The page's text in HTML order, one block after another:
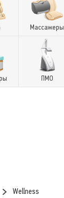
Массажеры
ПМО
Wellness